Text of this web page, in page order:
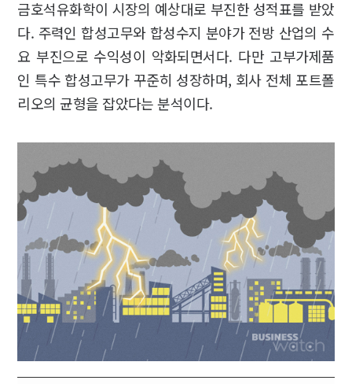
금호석유화학이 시장의 예상대로 부진한 성적표를 받았
다. 주력인 합성고무와 합성수지 분야가 전방 산업의 수
요 부진으로 수익성이 악화되면서다. 다만 고부가제품
인 특수 합성고무가 꾸준히 성장하며, 회사 전체 포트폴
리오의 균형을 잡았다는 분석이다.